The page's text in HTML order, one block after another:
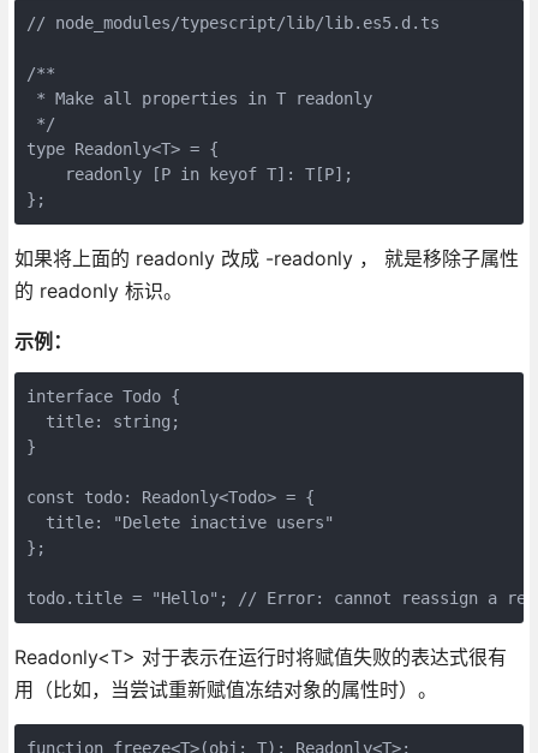
// node_modules/typescript/lib/lib.es5.d.ts
/**
* Make all properties in T readonly
*/
type Readonly<T> = {
    readonly [P in keyof T]: T[P];
如果将上面的 readonly 改成 -readonly ， 就是移除子属性
的 readonly 标识。
示例：
interface Todo {
  title: string;
}
const todo: Readonly<Todo> = {
  title: "Delete inactive users"
};
Readonly<T> 对于表示在运行时将赋值失败的表达式很有
用（比如，当尝试重新赋值冻结对象的属性时）。